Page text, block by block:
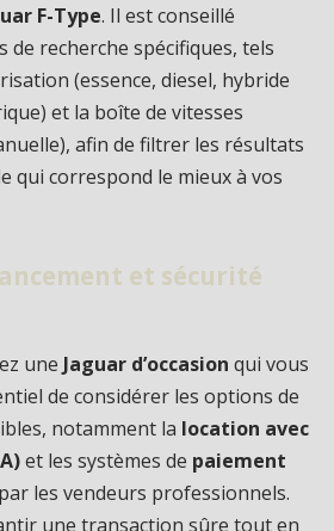
F-Type. Il est conseillé
de recherche spécifiques, tels
(essence, diesel, hybride
et la boîte de vitesses
afin de filtrer les résultats
qui correspond le mieux à vos
et sécurité
une Jaguar d’occasion qui vous
de considérer les options de
notamment la location avec
et les systèmes de paiement
les vendeurs professionnels.
une transaction sûre tout en